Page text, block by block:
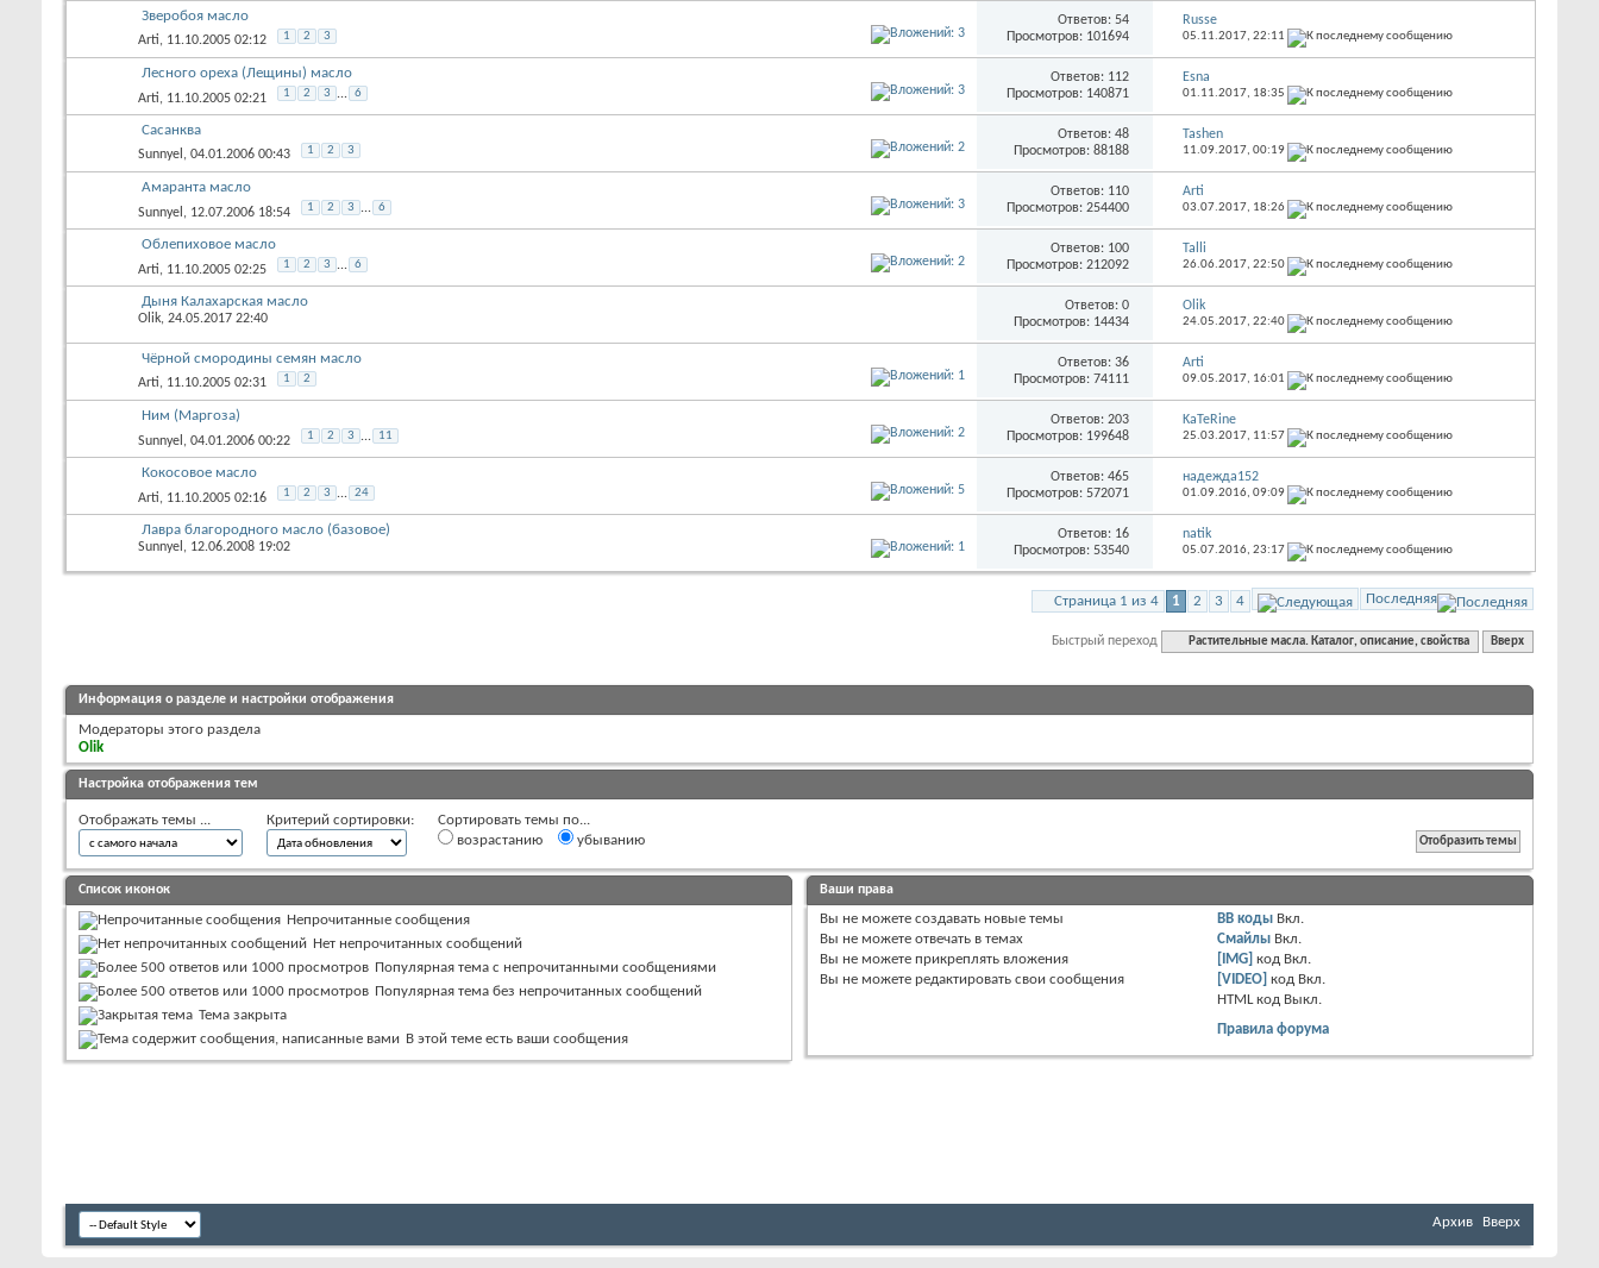
Зверобоя масло
Arti, 11.10.2005 02:12 1 2 3
Ответов: 54
Просмотров: 101694
Russe
05.11.2017, 22:11
Лесного ореха (Лещины) масло
Arti, 11.10.2005 02:21 1 2 3 ... 6
Ответов: 112
Просмотров: 140871
Esna
01.11.2017, 18:35
Сасанква
Sunnyel , 04.01.2006 00:43 1 2 3
Ответов: 48
Просмотров: 88188
Tashen
11.09.2017, 00:19
Амаранта масло
Sunnyel , 12.07.2006 18:54 1 2 3 ... 6
Ответов: 110
Просмотров: 254400
Arti
03.07.2017, 18:26
Облепиховое масло
Arti, 11.10.2005 02:25 1 2 3 ... 6
Ответов: 100
Просмотров: 212092
Talli
26.06.2017, 22:50
Дыня Калахарская масло
Olik, 24.05.2017 22:40
Ответов: 0
Просмотров: 14434
Olik
24.05.2017, 22:40
Чёрной смородины семян масло
Arti, 11.10.2005 02:31 1 2
Ответов: 36
Просмотров: 74111
Arti
09.05.2017, 16:01
Ним (Маргоза)
Sunnyel , 04.01.2006 00:22 1 2 3 ... 11
Ответов: 203
Просмотров: 199648
KaTeRine
25.03.2017, 11:57
Кокосовое масло
Arti, 11.10.2005 02:16 1 2 3 ... 24
Ответов: 465
Просмотров: 572071
надежда152
01.09.2016, 09:09
Лавра благородного масло (базовое)
Sunnyel , 12.06.2008 19:02
Ответов: 16
Просмотров: 53540
natik
05.07.2016, 23:17
Страница 1 из 4 1 2 3 4 Последняя
Быстрый переход Растительные масла. Каталог, описание, свойства Вверх
Информация о разделе и настройки отображения
Модераторы этого раздела
Olik
Настройка отображения тем
Отображать темы ... Критерий сортировки:
Сортировать темы по...
возрастанию
убыванию
Список иконок
Непрочитанные сообщения
Нет непрочитанных сообщений
Популярная тема с непрочитанными сообщениями
Популярная тема без непрочитанных сообщений
Тема закрыта
В этой теме есть ваши сообщения
Ваши права
Вы не можете создавать новые темы
Вы не можете отвечать в темах
Вы не можете прикреплять вложения
Вы не можете редактировать свои сообщения
BB коды Вкл.
Смайлы Вкл.
[IMG] код Вкл.
[VIDEO] код Вкл.
HTML код Выкл.
Правила форума
Архив Вверх